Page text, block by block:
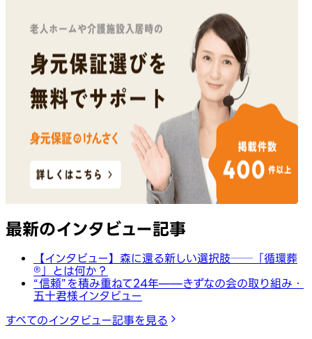
最新のインタビュー記事
【インタビュー】森に還る新しい選択肢──「循環葬
®︎」とは何か？
“信頼”を積み重ねて24年——きずなの会の取り組み・
五十君様インタビュー
すべてのインタビュー記事を見る